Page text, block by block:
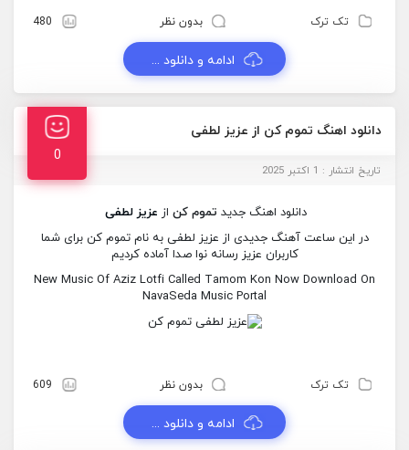
تک ترک بدون نظر 480
ادامه و دانلود ...
دانلود اهنگ تموم کن از عزیز لطفی
0
تاریخ انتشار : 1 اکتبر 2025
دانلود اهنگ جدید تموم کن از عزیز لطفی
در این ساعت آهنگ جدیدی از عزیز لطفی به نام تموم کن برای شما
کاربران عزیز رسانه نوا صدا آماده کردیم
New Music Of Aziz Lotfi Called Tamom Kon Now Download On
NavaSeda Music Portal
تک ترک بدون نظر 609
ادامه و دانلود ...